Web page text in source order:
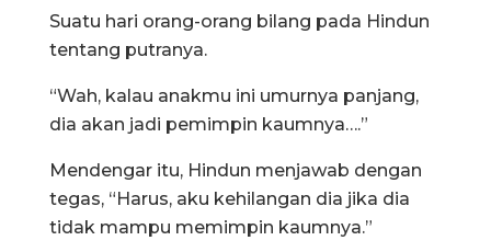
Suatu hari orang-orang bilang pada Hindun
tentang putranya.
“Wah, kalau anakmu ini umurnya panjang,
dia akan jadi pemimpin kaumnya….”
Mendengar itu, Hindun menjawab dengan
tegas, “Harus, aku kehilangan dia jika dia
tidak mampu memimpin kaumnya.”